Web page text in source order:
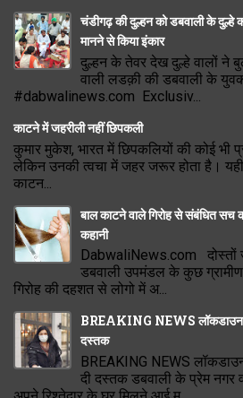
चंडीगढ़ की दुल्हन को डबवाली के दुल्हे
मानने से किया इंकार
दुल्हन के तेवर देख दुल्हे वालों ने
वाली लडक़ी की डबवाली के
#dabwalinews.com Exclusiv...
काटने में जहरीली नहीं छिपकली
कुमार मुकेश, भारत में छिपकलियों की कोई भी
लेकिन उनकी त्वचा में जहर जरूर होता है।
काटन...
बाल काटने वाले गिरोह से संबंधित सच
कहानी
DabwaliNews.com
डबवाली उपमंडल के कुछ
गिरोह की दहशत से लोगो में अ...
BREAKING NEWS लॉकडाउन
दस्तक
BREAKING NEWS
दी दस्तक डबवाली के प्रेम नगर